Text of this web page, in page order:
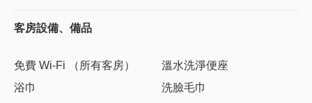
客房設備、備品
免費 Wi-Fi （所有客房）
溫水洗淨便座
浴巾
洗臉毛巾